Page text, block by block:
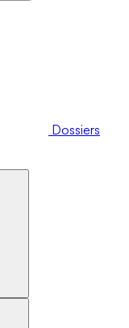
Dossiers